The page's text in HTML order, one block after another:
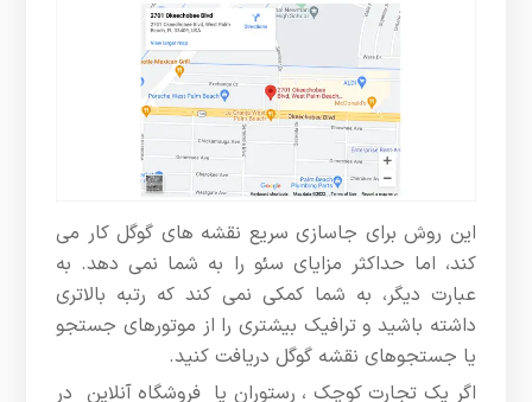
این روش برای جاسازی سریع نقشه های گوگل کار می
کند، اما حداکثر مزایای سئو را به شما نمی دهد. به
عبارت دیگر، به شما کمکی نمی کند که رتبه بالاتری
داشته باشید و ترافیک بیشتری را از موتورهای جستجو
یا جستجوهای نقشه گوگل دریافت کنید.
اگر یک تجارت کوچک ، رستوران یا فروشگاه آنلاین در